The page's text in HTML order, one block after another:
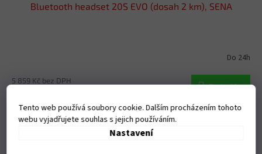
Tento web používá soubory cookie. Dalším procházením tohoto
webu vyjadřujete souhlas s jejich používáním.
Nastavení
Bluetooth headset 20S EVO (dosah 2 km), SENA
Do 24h
5 859 Kč bez DPH
Do košíku
Doprava
ZDARMA